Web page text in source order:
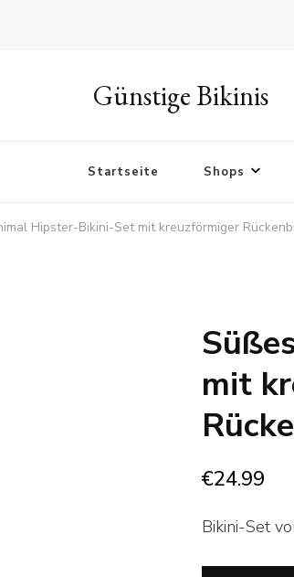
Günstige Bikinis
Startseite Shops
Hipster-Bikini-Set mit kreuzförmiger
mit
€24.99
Bikini-Set